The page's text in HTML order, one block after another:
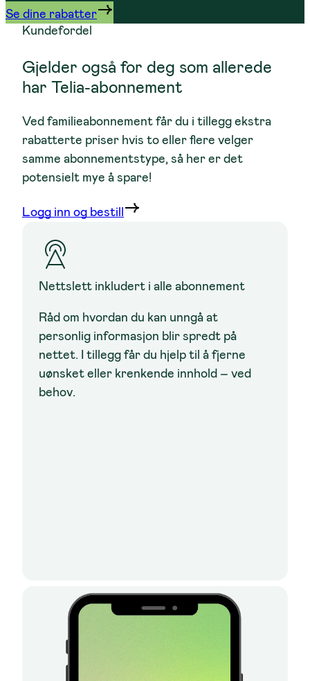
Se dine rabatter
Kundefordel
Gjelder også for deg som allerede
har Telia-abonnement
Ved familieabonnement får du i tillegg ekstra
rabatterte priser hvis to eller flere velger
samme abonnementstype, så her er det
potensielt mye å spare!
Logg inn og bestill
Nettslett inkludert i alle abonnement
Råd om hvordan du kan unngå at
personlig informasjon blir spredt på
nettet. I tillegg får du hjelp til å fjerne
uønsket eller krenkende innhold – ved
behov.